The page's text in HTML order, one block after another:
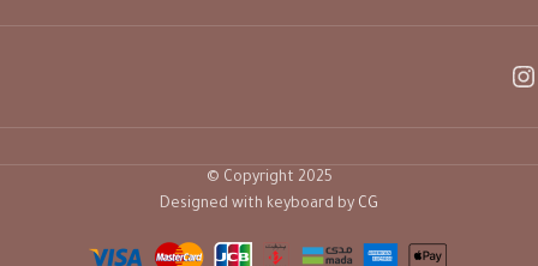
Copyright 2025 ©
Designed with keyboard by CG